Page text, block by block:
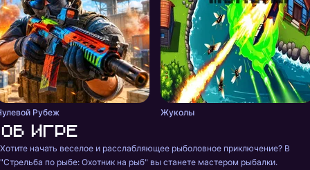
Рубеж Жуколы
Об игре
Хотите начать веселое и расслабляющее рыболовное приключение? В
"Стрельба по рыбе: Охотник на рыб" вы станете мастером рыбалки.